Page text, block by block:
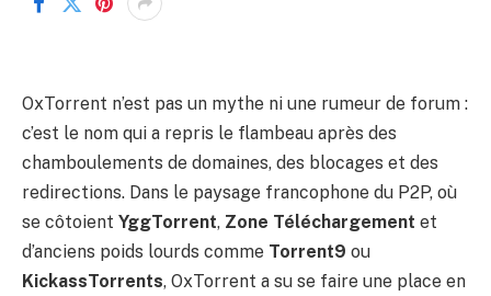
OxTorrent n’est pas un mythe ni une rumeur de forum :
c’est le nom qui a repris le flambeau après des
chamboulements de domaines, des blocages et des
redirections. Dans le paysage francophone du P2P, où
se côtoient YggTorrent, Zone Téléchargement et
d’anciens poids lourds comme Torrent9 ou
KickassTorrents, OxTorrent a su se faire une place en